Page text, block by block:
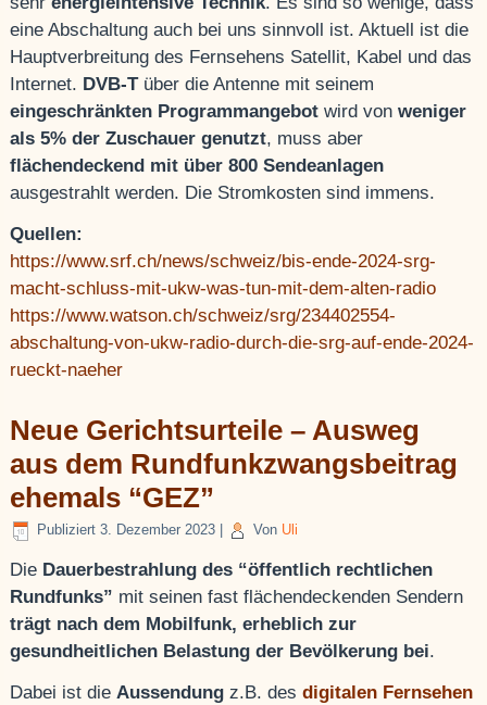
eine Abschaltung auch bei uns sinnvoll ist. Aktuell ist die
Hauptverbreitung des Fernsehens Satellit, Kabel und das
Internet. DVB-Tüber die Antenne mit seinem
eingeschränkten Programmangebot wird vonweniger
als 5% der Zuschauer genutzt, muss aber
flächendeckend mit über 800 Sendeanlagen
ausgestrahlt werden. Die Stromkosten sind immens.
Quellen:
https://www.srf.ch/news/schweiz/bis-ende-2024-srg-
macht-schluss-mit-ukw-was-tun-mit-dem-alten-radio
https://www.watson.ch/schweiz/srg/234402554-
abschaltung-von-ukw-radio-durch-die-srg-auf-ende-2024-
rueckt-naeher
Neue Gerichtsurteile – Ausweg
aus dem Rundfunkzwangsbeitrag
ehemals “GEZ”
Publiziert 3. Dezember 2023 Von Uli
Die Dauerbestrahlung des “öffentlich rechtlichen
Rundfunks” mit seinen fast flächendeckenden Sendern
trägt nach dem Mobilfunk, erheblich zur
gesundheitlichen Belastung der Bevölkerung bei.
Dabei ist dieAussendung z.B. desdigitalen Fernsehen